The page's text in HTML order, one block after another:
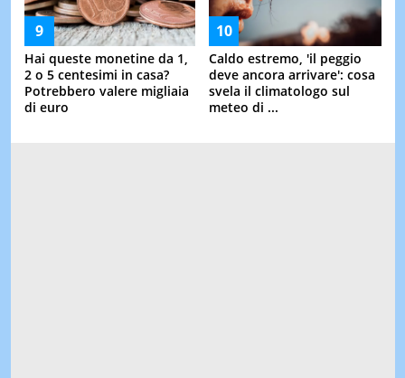
Hai queste monetine da 1,
2 o 5 centesimi in casa?
Potrebbero valere migliaia
di euro
Caldo estremo, 'il peggio
deve ancora arrivare': cosa
svela il climatologo sul
meteo di ...